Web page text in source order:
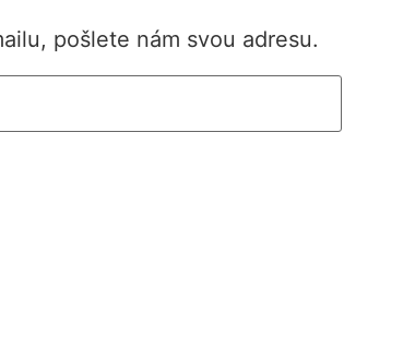
pošlete nám svou adresu.